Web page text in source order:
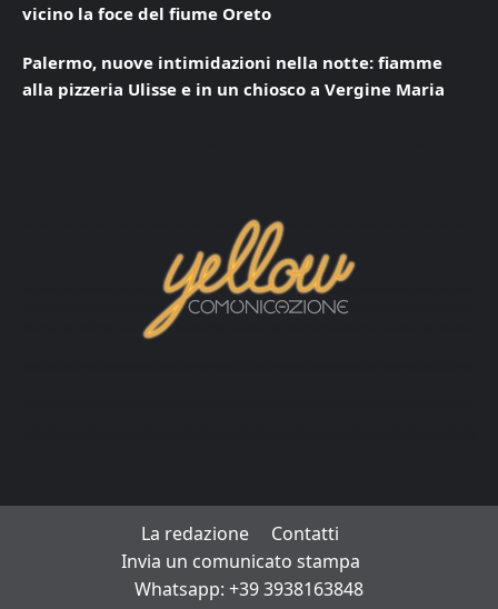
vicino la foce del fiume Oreto
Palermo, nuove intimidazioni nella notte: fiamme
alla pizzeria Ulisse e in un chiosco a Vergine Maria
La redazione
Contatti
Invia un comunicato stampa
Whatsapp: +39 3938163848